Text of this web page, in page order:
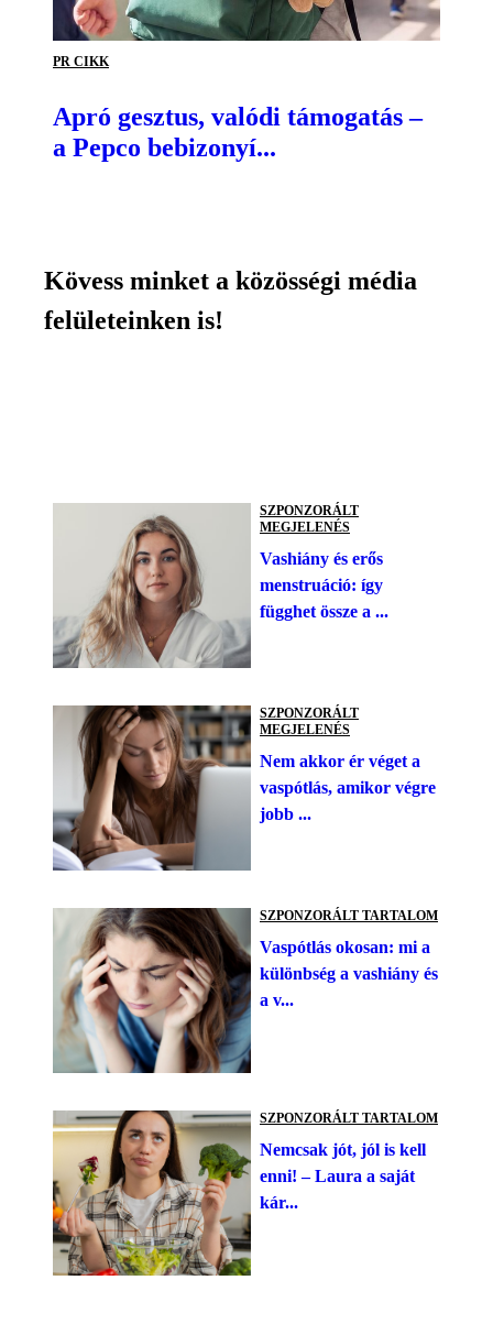
PR CIKK
Apró gesztus, valódi támogatás –
a Pepco bebizonyí...
Kövess minket a közösségi média
felületeinken is!
SZPONZORÁLT
MEGJELENÉS
Vashiány és erős
menstruáció: így
függhet össze a ...
SZPONZORÁLT
MEGJELENÉS
Nem akkor ér véget a
vaspótlás, amikor végre
jobb ...
SZPONZORÁLT TARTALOM
Vaspótlás okosan: mi a
különbség a vashiány és
a v...
SZPONZORÁLT TARTALOM
Nemcsak jót, jól is kell
enni! – Laura a saját
kár...